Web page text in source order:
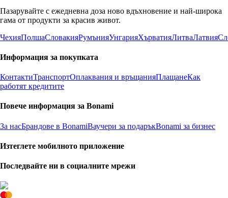
Пазарувайте с ежедневна доза ново вдъхновение и най-широка
гама от продукти за красив живот.
ЧехияПолшаСловакияРумънияУнгарияХърватияЛитваЛатвия
Информация за покупката
КонтактиТранспортОплаквания и връщанияПлащанеКак
работят кредитите
Повече информация за Bonami
За насБрандове в BonamiВаучери за подаръкBonami за бизнес
Изтеглете мобилното приложение
Последвайте ни в социалните мрежи